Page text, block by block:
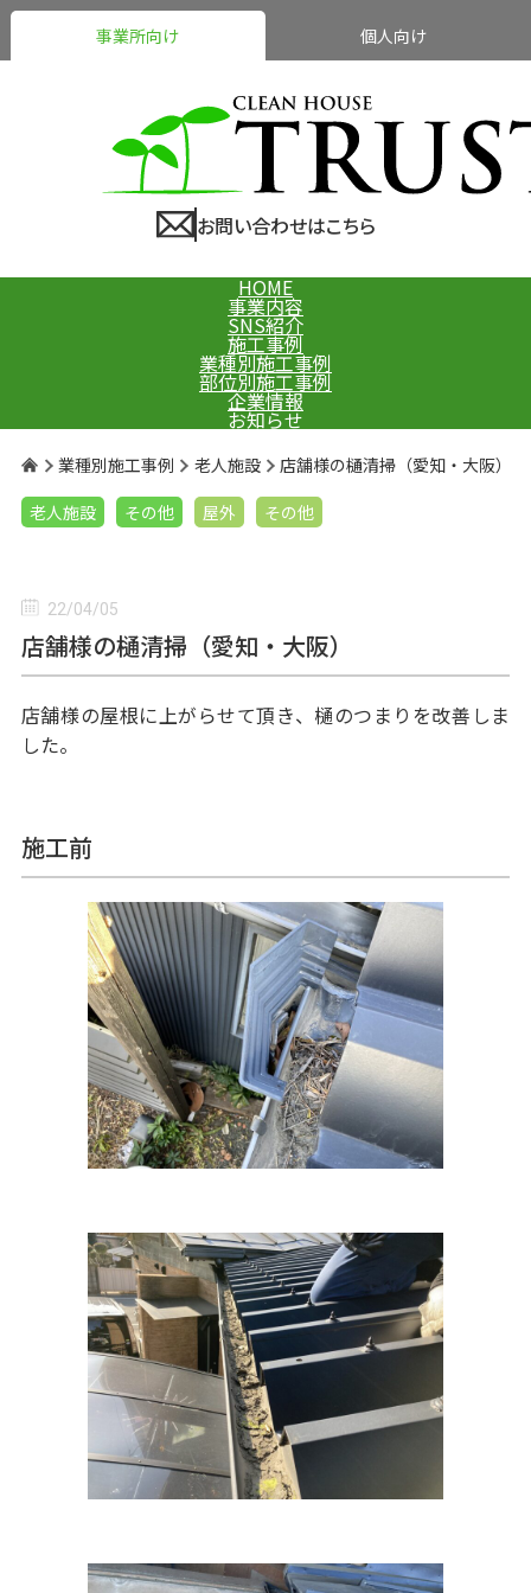
事業所向け 個人向け
お問い合わせはこちら
HOME
事業内容
SNS紹介
施工事例
業種別施工事例
部位別施工事例
企業情報
お知らせ
業種別施工事例 老人施設
店舗様の樋清掃（愛知・大阪）
老人施設
その他 屋外 その他
22/04/05
店舗様の樋清掃（愛知・大阪）
店舗様の屋根に上がらせて頂き、樋のつまりを改善しま
した。
施工前